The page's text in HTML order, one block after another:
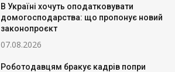
В Україні хочуть оподатковувати
домогосподарства: що пропонує новий
законопроєкт
07.08.2026
Роботодавцям бракує кадрів попри